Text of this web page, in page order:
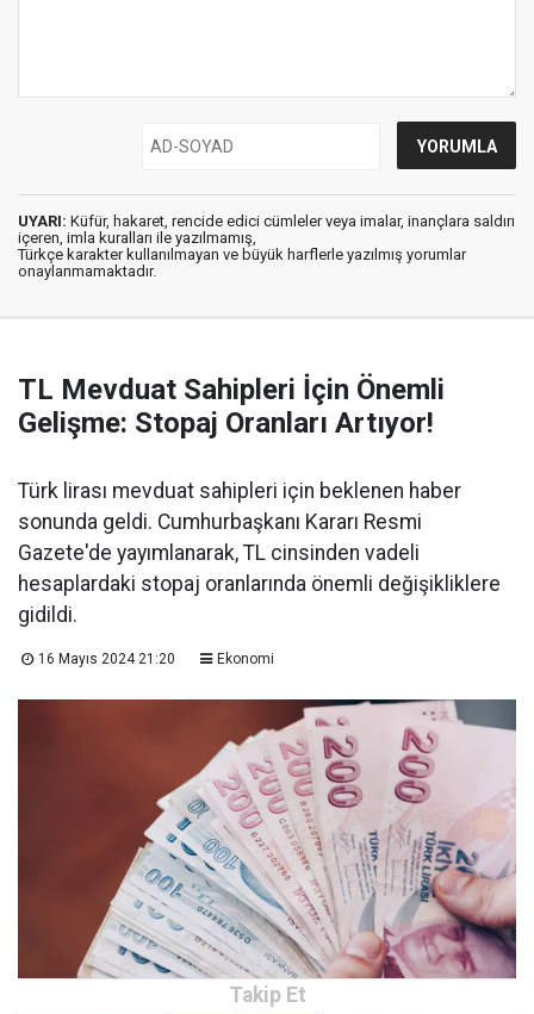
UYARI: Küfür, hakaret, rencide edici cümleler veya imalar, inançlara saldırı
içeren, imla kuralları ile yazılmamış,
Türkçe karakter kullanılmayan ve büyük harflerle yazılmış yorumlar
onaylanmamaktadır.
TL Mevduat Sahipleri İçin Önemli
Gelişme: Stopaj Oranları Artıyor!
Türk lirası mevduat sahipleri için beklenen haber
sonunda geldi. Cumhurbaşkanı Kararı Resmi
Gazete'de yayımlanarak, TL cinsinden vadeli
hesaplardaki stopaj oranlarında önemli değişikliklere
gidildi.
16 Mayıs 2024 21:20 Ekonomi